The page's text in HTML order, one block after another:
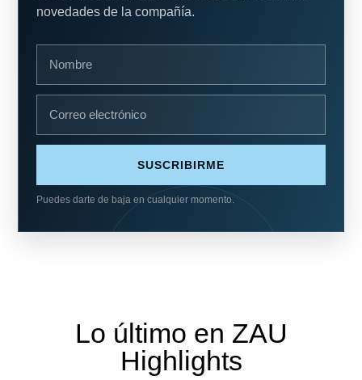
novedades de la compañía.
SUSCRIBIRME
Puedes darte de baja en cualquier momento.
Lo último en ZAU
Highlights